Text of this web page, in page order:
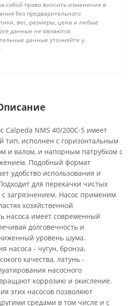
собой право вносить изменения в
без предварительного
вес, размеры, цена и любые
данные не являются
данные уточняйте у
Calpeda NMS 40/200C-S имеет
тип, исполнен с горизонтальным
и валом, и напорным патрубком с
Подобный формат
удобство использования и
для перекачки чистых
загрязнением. Насос применим
хозяйственной
насоса имеет современный
долговечность и
уровень шума.
насоса - чугун, бронза,
качества, латунь -
насосного
коррозию и окисление.
этих насосов позволяют
средами в том числе и с